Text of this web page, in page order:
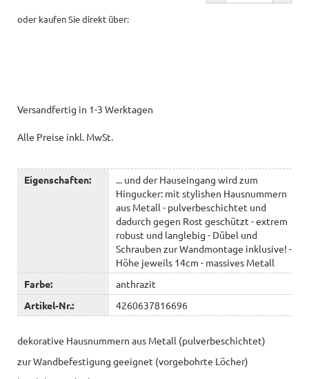
oder kaufen Sie direkt über:
Versandfertig in 1-3 Werktagen
Alle Preise inkl. MwSt.
Eigenschaften:
... und der Hauseingang wird zum
Hingucker: mit stylishen Hausnummern
aus Metall - pulverbeschichtet und
dadurch gegen Rost geschützt - extrem
robust und langlebig - Dübel und
Schrauben zur Wandmontage inklusive! -
Höhe jeweils 14cm - massives Metall
Farbe:
anthrazit
Artikel-Nr.:
4260637816696
dekorative Hausnummern aus Metall (pulverbeschichtet)
zur Wandbefestigung geeignet (vorgebohrte Löcher)